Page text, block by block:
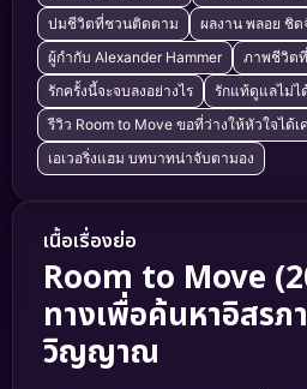
ปมชีวิตที่ชวนติดตาม
ผลงาน พลอย ชิด
ผู้กำกับ Alexander Hammer
ภาพชีวิตที่
รักครั้งนี้จะจบลงอย่างไร
รักแท้ดูแลไม่ไ
รีวิว Room to Move ขอที่ว่างให้หัวใจได้เ
เอเวอริ่งแฮม บทบาทน่าจับตามอง
เนื้อเรื่องย่อ
Room to Move
ทางเพื่อค้นหาอิสร
วิญญาณ